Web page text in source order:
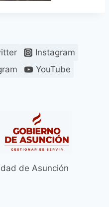
Instagram
YouTube
de Asunción